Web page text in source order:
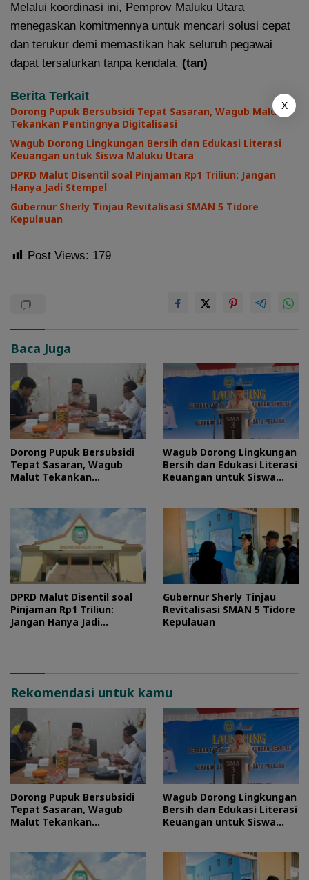
Melalui koordinasi ini, Pemprov Maluku Utara
menegaskan komitmennya untuk mencari solusi cepat
dan terukur demi memastikan hak seluruh pegawai
dapat tersalurkan tanpa kendala. (tan)
Berita Terkait
Dorong Pupuk Bersubsidi Tepat Sasaran, Wagub Malut
Tekankan Pentingnya Digitalisasi
Wagub Dorong Lingkungan Bersih dan Edukasi Literasi
Keuangan untuk Siswa Maluku Utara
DPRD Malut Disentil soal Pinjaman Rp1 Triliun: Jangan
Hanya Jadi Stempel
Gubernur Sherly Tinjau Revitalisasi SMAN 5 Tidore
Kepulauan
Post Views: 179
Baca Juga
Dorong Pupuk Bersubsidi
Tepat Sasaran, Wagub
Malut Tekankan
Wagub Dorong Lingkungan
Bersih dan Edukasi Literasi
Keuangan untuk Siswa
DPRD Malut Disentil soal
Pinjaman Rp1 Triliun:
Jangan Hanya Jadi
Gubernur Sherly Tinjau
Revitalisasi SMAN 5 Tidore
Kepulauan
Rekomendasi untuk kamu
Dorong Pupuk Bersubsidi
Tepat Sasaran, Wagub
Malut Tekankan
Wagub Dorong Lingkungan
Bersih dan Edukasi Literasi
Keuangan untuk Siswa
X